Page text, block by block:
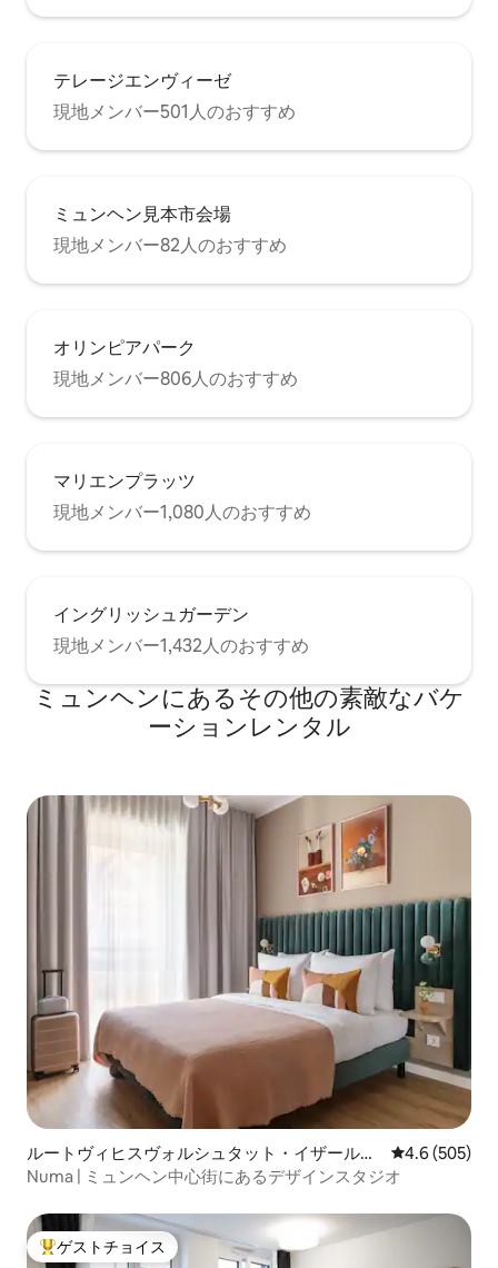
テレージエンヴィーゼ
現地メンバー501人のおすすめ
ミュンヘン見本市会場
現地メンバー82人のおすすめ
オリンピアパーク
現地メンバー806人のおすすめ
マリエンプラッツ
現地メンバー1,080人のおすすめ
イングリッシュガーデン
現地メンバー1,432人のおすすめ
ミュンヘンにあるその他の素敵なバケ
ーションレンタル
ルートヴィヒスヴォルシュタット・イザールヴ
ォルシュタットのマンション・アパート
レビュー505
4.6 (505)
Numa | ミュンヘン中心街にあるデザインスタジオ
大好評のゲストチョイスです。
ゲストチョイス